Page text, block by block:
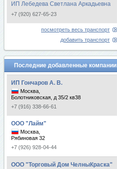
ИП Лебедева Светлана Аркадьевна
+7 (920) 627-65-23
посмотреть весь транспорт
добавить транспорт
Последние добавленные компании
ИП Гончаров А. В.
Москва,
Болотниковская, д 35/2 кв38
+7 (916) 338-66-61
ООО "Лайм"
Москва,
Рябиновая 32
+7 (926) 928-04-44
ООО "Торговый Дом ЧелныКраска"